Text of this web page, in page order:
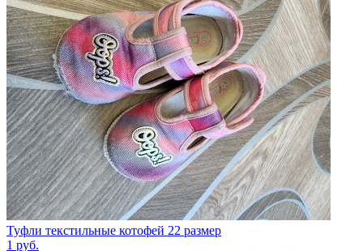
Туфли текстильные котофей 22 размер
1 руб.